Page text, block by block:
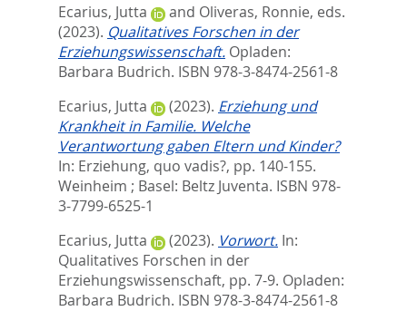
Ecarius, Jutta and Oliveras, Ronnie, eds.
(2023). Qualitatives Forschen in der
Erziehungswissenschaft. Opladen:
Barbara Budrich. ISBN 978-3-8474-2561-8
Ecarius, Jutta
(2023). Erziehung und
Krankheit in Familie. Welche
Verantwortung gaben Eltern und Kinder?
In: Erziehung, quo vadis?, pp. 140-155.
Weinheim ; Basel: Beltz Juventa. ISBN 978-
3-7799-6525-1
Ecarius, Jutta
(2023). Vorwort. In:
Qualitatives Forschen in der
Erziehungswissenschaft, pp. 7-9. Opladen:
Barbara Budrich. ISBN 978-3-8474-2561-8